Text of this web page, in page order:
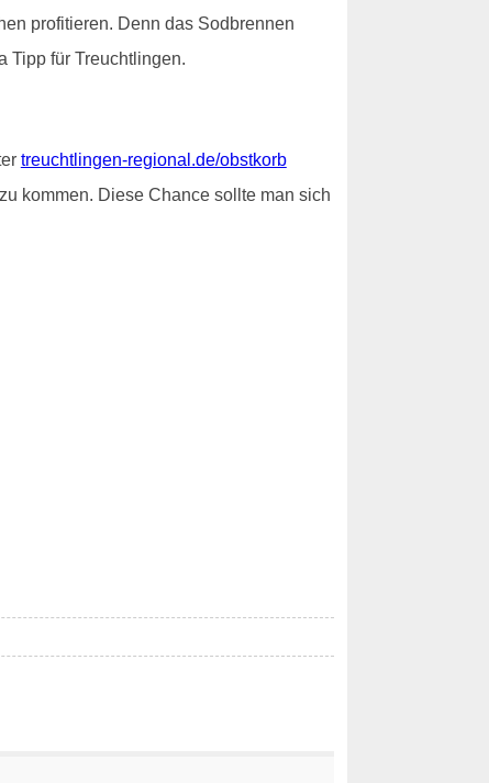
profitieren. Denn das Sodbrennen
Tipp für Treuchtlingen.
treuchtlingen-regional.de/obstkorb
kommen. Diese Chance sollte man sich